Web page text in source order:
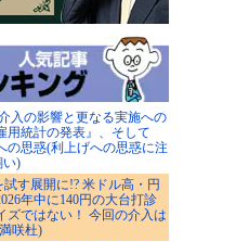
入の影響と更なる実施への
用統計の発表』、そして
の思惑(利上げへの思惑に注
い)
す展開に!? 米ドル高・円
年中に140円の大台打診
ズではない！ 今回の介入は
咲杜)